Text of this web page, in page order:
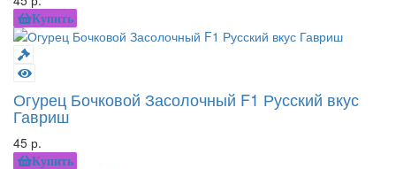
Купить
Огурец Бочковой Засолочный F1 Русский вкус
Гавриш
45 р.
Купить